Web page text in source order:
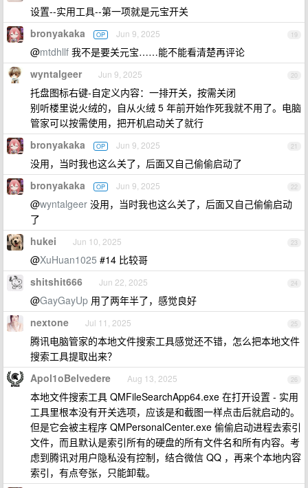
设置--实用工具--第一项就是元宝开关
19
bronyakaka OP Jun 9, 2025
@mtdhllf 我不是要关元宝……能不能看清楚再评论
20
wyntalgeer Jun 9, 2025
托盘图标右键-自定义内容：一排开关，按需关闭
别听楼里说火绒的，自从火绒 5 年前开始作死我就不用了。电脑
管家可以按需使用，把开机启动关了就行
21
bronyakaka OP Jun 9, 2025
没用，当时我也这么关了，后面又自己偷偷启动了
22
bronyakaka OP Jun 9, 2025
@wyntalgeer 没用，当时我也这么关了，后面又自己偷偷启动
了
23
hukei Jun 10, 2025
@XuHuan1025 #14 比较哥
24
shitshit666 Jun 22, 2025
@GayGayUp 用了两年半了，感觉良好
25
nextone Jul 11, 2025
腾讯电脑管家的本地文件搜索工具感觉还不错，怎么把本地文件
搜索工具提取出来？
26
Apol1oBelvedere Aug 13, 2025
本地文件搜索工具 QMFileSearchApp64.exe 在打开设置 - 实用
工具里根本没有开关选项，应该是和截图一样点击后就启动的。
但是它会被主程序 QMPersonalCenter.exe 偷偷启动进程去索引
文件，而且默认是索引所有的硬盘的所有文件名和所有内容。考
虑到腾讯对用户隐私没有控制，结合微信 QQ ，再来个本地内容
索引，有点夸张，只能卸载。